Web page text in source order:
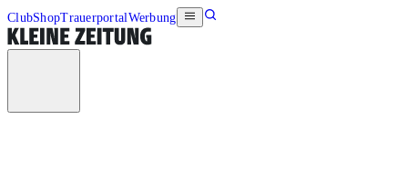
ClubShopTrauerportalWerbung